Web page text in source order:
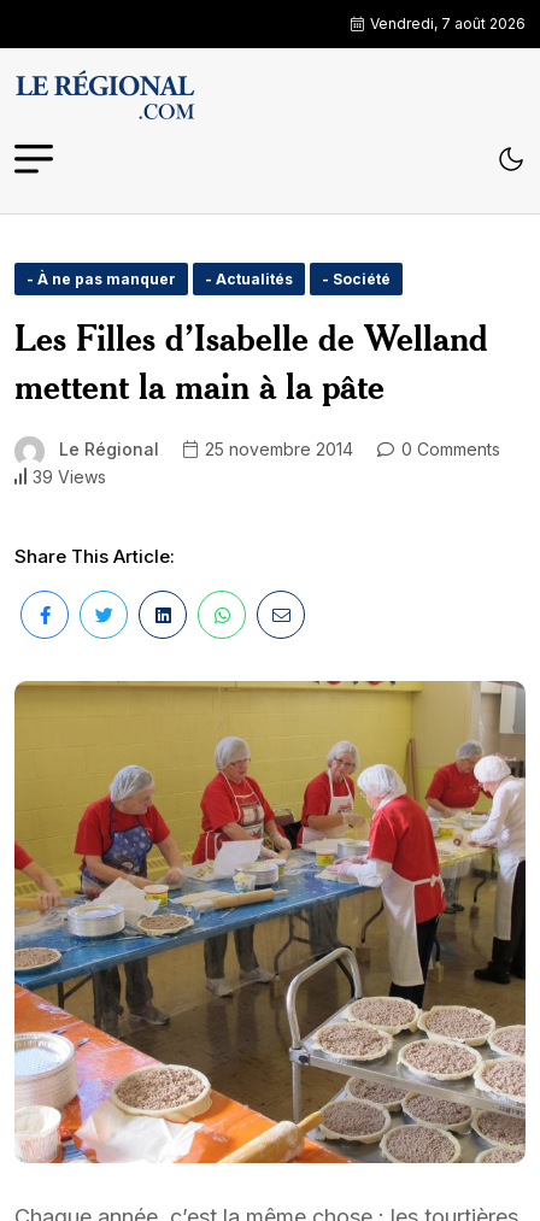
Vendredi, 7 août 2026
- À ne pas manquer - Actualités - Société
Les Filles d’Isabelle de Welland
mettent la main à la pâte
Le Régional 25 novembre 2014
0 Comments
39 Views
Share This Article: